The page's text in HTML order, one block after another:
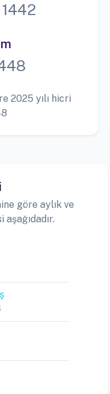
2025 yılı hicri
göre aylık ve